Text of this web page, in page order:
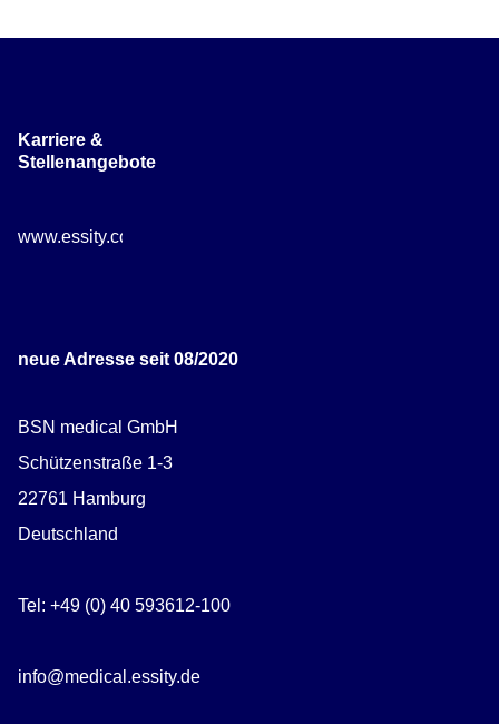
Karriere &
Stellenangebote
www.essity.com/careers
neue Adresse seit 08/2020
BSN medical GmbH
Schützenstraße 1-3
22761 Hamburg
Deutschland
Tel: +49 (0) 40 593612-100
info@medical.essity.de